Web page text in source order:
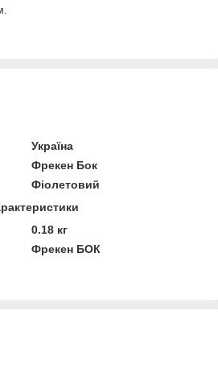
Україна
Фрекен Бок
Фіолетовий
0.18 кг
Фрекен БОК